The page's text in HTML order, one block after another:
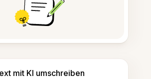
mit KI umschreiben